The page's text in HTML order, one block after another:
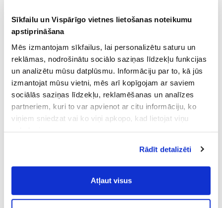
Sīkfailu un Vispārīgo vietnes lietošanas noteikumu
apstiprināšana
Mēs izmantojam sīkfailus, lai personalizētu saturu un
reklāmas, nodrošinātu sociālo saziņas līdzekļu funkcijas
un analizētu mūsu datplūsmu. Informāciju par to, kā jūs
izmantojat mūsu vietni, mēs arī kopīgojam ar saviem
sociālās saziņas līdzekļu, reklamēšanas un analīzes
partneriem, kuri to var apvienot ar citu informāciju, ko
viņiem sniedzat vai ko viņi apkopo, kad lietojat viņu
Vispārīgiem vietnes lietošanas
noteikumiem(saīsināti - VVLN).
Rādīt detalizēti
Atļaut visus